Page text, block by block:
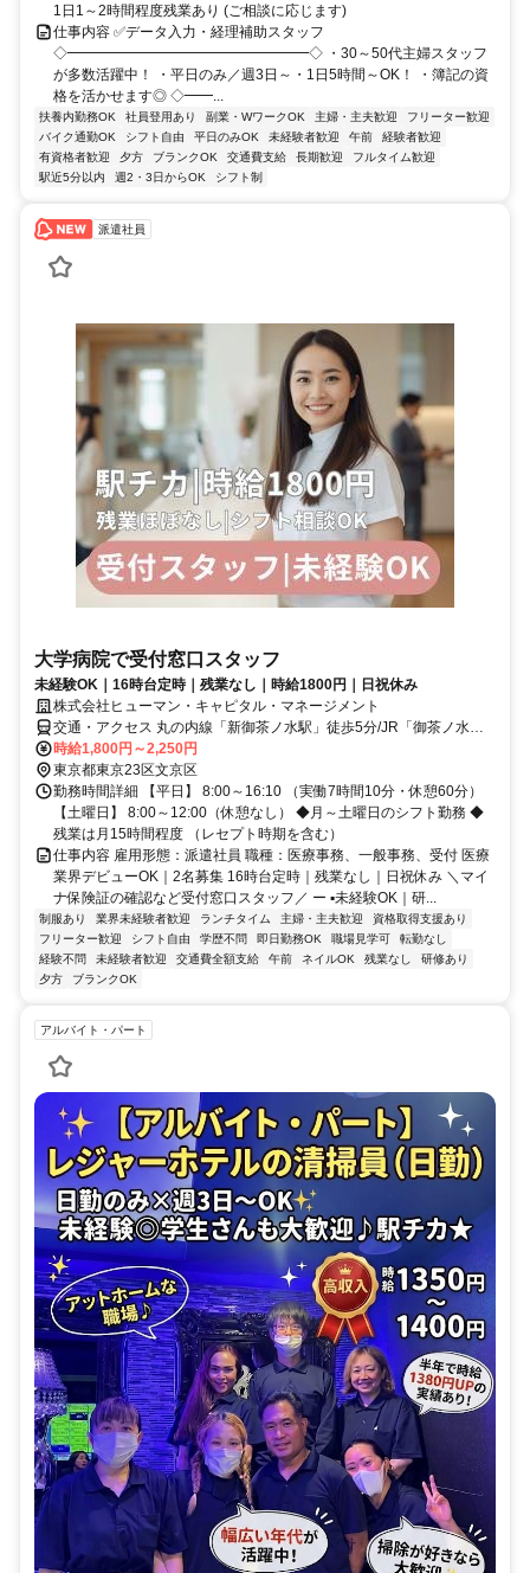
1日1～2時間程度残業あり (ご相談に応じます)
仕事内容 ✅データ入力・経理補助スタッフ
◇━━━━━━━━━━━━━━━━━◇ ・30～50代主婦スタッフ
が多数活躍中！ ・平日のみ／週3日～・1日5時間～OK！ ・簿記の資
格を活かせます◎ ◇━━...
扶養内勤務OK 社員登用あり 副業・WワークOK 主婦・主夫歓迎
フリーター歓迎
バイク通勤OK
シフト自由 平日のみOK 未経験者歓迎 午前
経験者歓迎
有資格者歓迎
夕方 ブランクOK 交通費支給 長期歓迎
フルタイム歓迎
駅近5分以内
週2・3日からOK シフト制
派遣社員
大学病院で受付窓口スタッフ
未経験OK｜16時台定時｜残業なし｜時給1800円｜日祝休み
株式会社ヒューマン・キャピタル・マネージメント
交通・アクセス 丸の内線「新御茶ノ水駅」徒歩5分/JR「御茶ノ水
駅」徒歩5分/千代田線「新御茶ノ水駅」徒歩7分
時給1,800円～2,250円
東京都東京23区文京区
勤務時間詳細 【平日】 8:00～16:10 （実働7時間10分・休憩60分）
【土曜日】 8:00～12:00（休憩なし） ◆月～土曜日のシフト勤務 ◆
残業は月15時間程度 （レセプト時期を含む）
仕事内容 雇用形態：派遣社員 職種：医療事務、一般事務、受付 医療
業界デビューOK｜2名募集 16時台定時｜残業なし｜日祝休み ＼マイ
ナ保険証の確認など受付窓口スタッフ／ ー ▪️未経験OK｜研...
制服あり 業界未経験者歓迎 ランチタイム 主婦・主夫歓迎
資格取得支援あり
フリーター歓迎
シフト自由 学歴不問 即日勤務OK 職場見学可
転勤なし
経験不問
未経験者歓迎 交通費全額支給 午前 ネイルOK 残業なし
研修あり
夕方
ブランクOK
アルバイト・パート